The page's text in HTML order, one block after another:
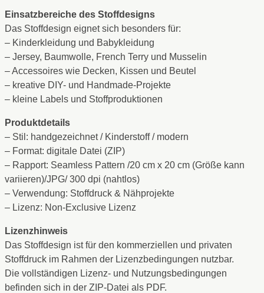
Einsatzbereiche des Stoffdesigns
Das Stoffdesign eignet sich besonders für:
– Kinderkleidung und Babykleidung
– Jersey, Baumwolle, French Terry und Musselin
– Accessoires wie Decken, Kissen und Beutel
– kreative DIY- und Handmade-Projekte
– kleine Labels und Stoffproduktionen
Produktdetails
– Stil: handgezeichnet / Kinderstoff / modern
– Format: digitale Datei (ZIP)
– Rapport: Seamless Pattern /20 cm x 20 cm (Größe kann
variieren)/JPG/ 300 dpi (nahtlos)
– Verwendung: Stoffdruck & Nähprojekte
– Lizenz: Non-Exclusive Lizenz
Lizenzhinweis
Das Stoffdesign ist für den kommerziellen und privaten
Stoffdruck im Rahmen der Lizenzbedingungen nutzbar.
Die vollständigen Lizenz- und Nutzungsbedingungen
befinden sich in der ZIP-Datei als PDF.